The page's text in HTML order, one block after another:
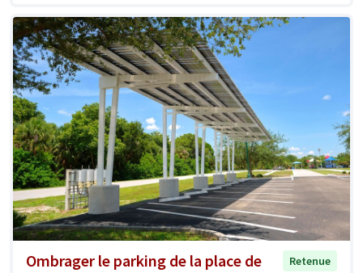
Ombrager le parking de la place de
Retenue